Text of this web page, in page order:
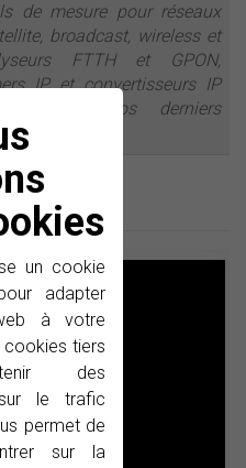
un cookie
adapter
à votre
cookies tiers
des
le trafic
permet de
sur la
de mesure pour réseaux
broadcast, wireless et
FTTH et GPON,
IP et convertisseurs IP
parmi nos derniers